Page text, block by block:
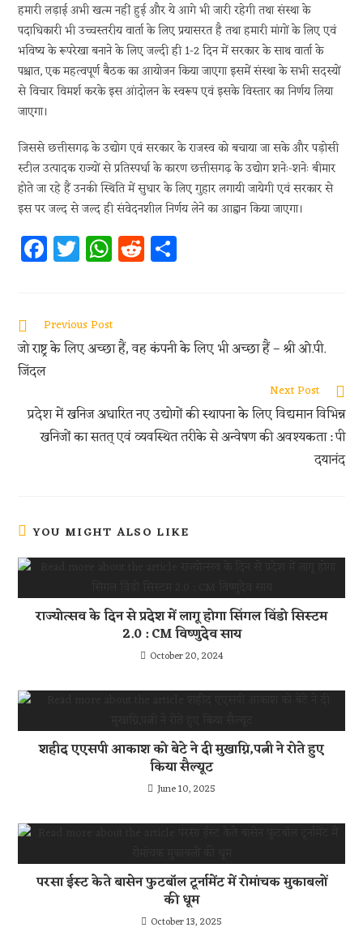
हमारी लड़ाई अभी खत्म नहीं हुई और ये आगे भी जारी रहेगी तथा संस्था के
पदाधिकारी भी उच्चस्तरीय वार्ता के लिए प्रयासरत है तथा हमारी मांगों के लिए एवं
भविष्य के रूपरेखा बनाने के लिए जल्दी ही 1-2 दिन में सरकार के साथ वार्ता के
पश्चात, एक महत्वपूर्ण बैठक का आयोजन किया जाएगा इसमें संस्था के सभी सदस्यों
से विचार विमर्श करके इस आंदोलन के स्वरूप एवं इसके विस्तार का निर्णय लिया
जाएगा।
जिससे छत्तीसगढ़ के उद्योग एवं सरकार के राजस्व को बचाया जा सके और पड़ोसी
स्टील उत्पादक राज्यों से प्रतिस्पर्धा के कारण छत्तीसगढ़ के उद्योग शनेः-शनेः बीमार
होते जा रहे हैं उनकी स्थिति में सुधार के लिए गुहार लगायी जायेगी एवं सरकार से
इस पर जल्द से जल्द ही संवेदनशील निर्णय लेने का आह्वान किया जाएगा।
Fa
ce
oo
k
T
w
er
W
h
s
A
p
R
e
t
Previous Post
जो राष्ट्र के लिए अच्छा हैं, वह कंपनी के लिए भी अच्छा हैं – श्री ओ.पी.
जिंदल
Next Post
प्रदेश में खनिज अधारित नए उद्योगों की स्थापना के लिए विद्यमान विभिन्न
खनिजों का सतत् एवं व्यवस्थित तरीके से अन्वेषण की अवश्यकता : पी
दयानंद
YOU MIGHT ALSO LIKE
राज्योत्सव के दिन से प्रदेश में लागू होगा सिंगल विंडो सिस्टम
2.0 : CM विष्णुदेव साय
October 20, 2024
शहीद एएसपी आकाश को बेटे ने दी मुखाग्नि,पत्नी ने रोते हुए
किया सैल्यूट
June 10, 2025
परसा ईस्ट केते बासेन फुटबॉल टूर्नामेंट में रोमांचक मुकाबलों
की धूम
October 13, 2025